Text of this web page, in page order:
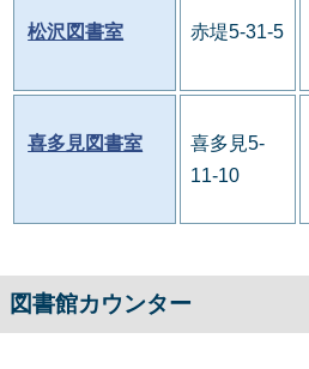
松沢図書室 赤堤5-31-5
喜多見図書室
喜多見5-
11-10
図書館カウンター